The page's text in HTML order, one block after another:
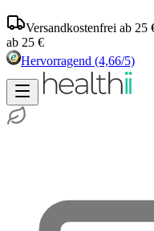
Versandkostenfrei ab 25
ab 25 €
Hervorragend (4,66/5)